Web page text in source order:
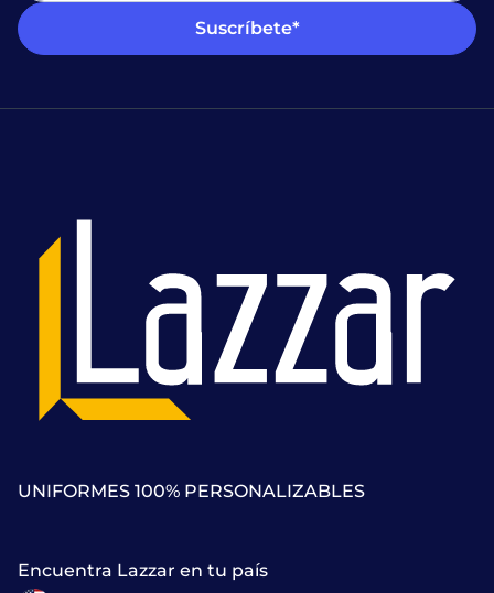
Suscríbete*
UNIFORMES 100% PERSONALIZABLES
Encuentra Lazzar en tu país